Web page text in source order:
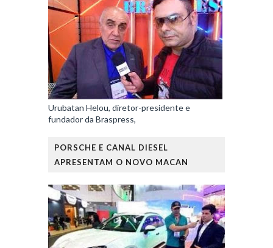
Urubatan Helou, diretor-presidente e
fundador da Braspress,
PORSCHE E CANAL DIESEL
APRESENTAM O NOVO MACAN